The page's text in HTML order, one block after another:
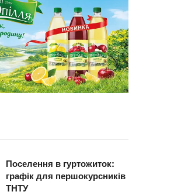
Поселення в гуртожиток:
графік для першокурсників
ТНТУ